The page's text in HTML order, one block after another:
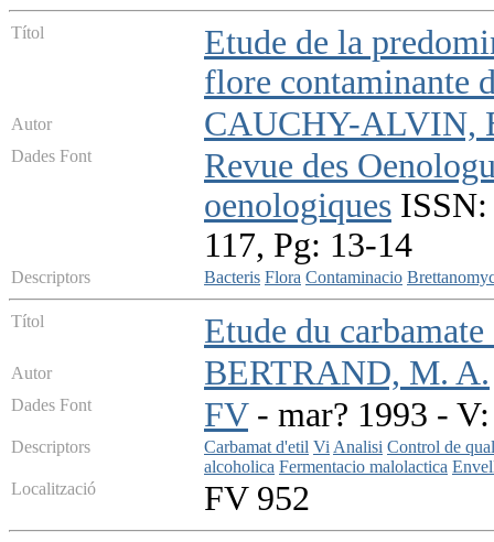
Títol
Etude de la
flore contaminante
Autor CAUCHY-ALVIN,
Dades Font
Revue des
oenologiques
117, Pg: 13-14
Descriptors Bacteris Flora Contaminacio
Títol Etude du
Autor BERTRAND, M. A.
Dades Font FV- mar? 1993 -
Descriptors Carbamat d'etil ViAnalisi Control de
alcoholica Fermentacio malolactica
Localització
FV 952